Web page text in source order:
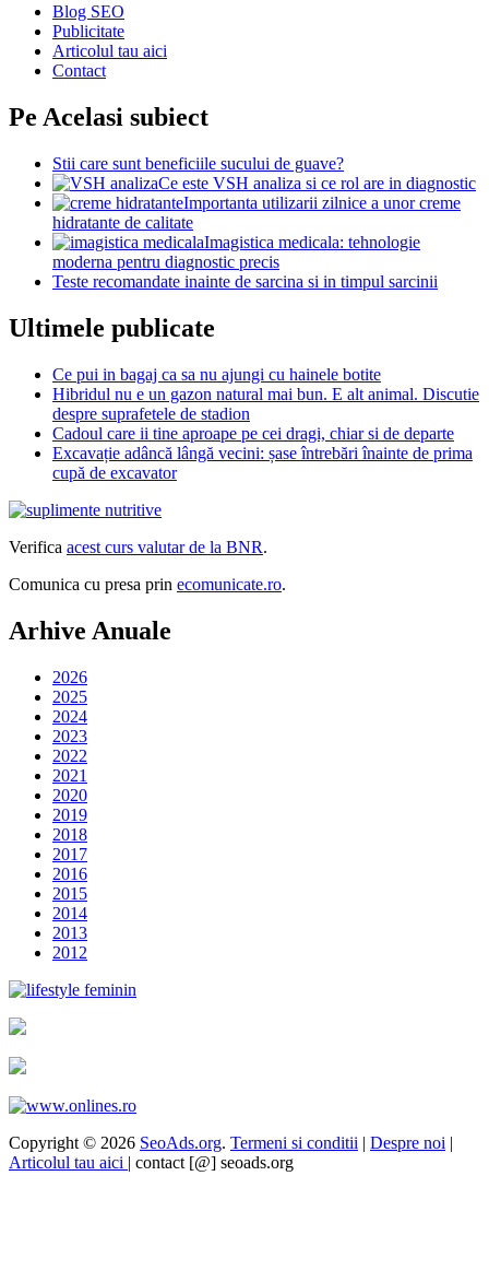
Blog SEO
Publicitate
Articolul tau aici
Contact
Pe Acelasi subiect
Stii care sunt beneficiile sucului de guave?
Ce este VSH analiza si ce rol are in diagnostic
Importanta utilizarii zilnice a unor creme
hidratante de calitate
Imagistica medicala: tehnologie
moderna pentru diagnostic precis
Teste recomandate inainte de sarcina si in timpul sarcinii
Ultimele publicate
Ce pui in bagaj ca sa nu ajungi cu hainele botite
Hibridul nu e un gazon natural mai bun. E alt animal. Discutie
despre suprafetele de stadion
Cadoul care ii tine aproape pe cei dragi, chiar si de departe
Excavație adâncă lângă vecini: șase întrebări înainte de prima
cupă de excavator
Verifica acest curs valutar de la BNR.
Comunica cu presa prin ecomunicate.ro.
Arhive Anuale
2026
2025
2024
2023
2022
2021
2020
2019
2018
2017
2016
2015
2014
2013
2012
Copyright © 2026 SeoAds.org. Termeni si conditii | Despre noi |
Articolul tau aici | contact [@] seoads.org